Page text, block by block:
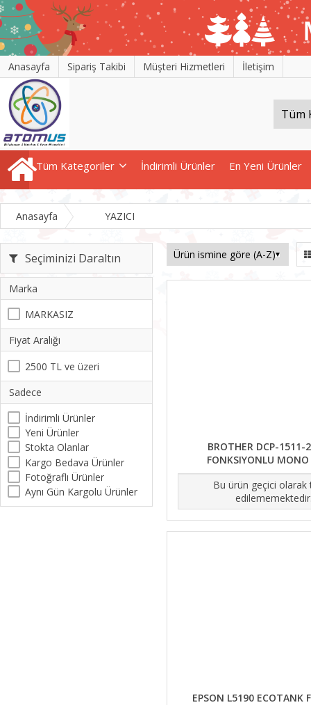
Anasayfa Sipariş Takibi Müşteri Hizmetleri İletişim
Tüm Kategoriler İndirimli Ürünler En Yeni Ürünler
Anasayfa YAZICI
Seçiminizi Daraltın
Marka
MARKASIZ
Fiyat Aralığı
2500 TL ve üzeri
Sadece
İndirimli Ürünler
Yeni Ürünler
Stokta Olanlar
Kargo Bedava Ürünler
Fotoğraflı Ürünler
Aynı Gün Kargolu Ürünler
BROTHER DCP-1511-
FONKSIYONLU MONO
Bu ürün geçici olarak
EPSON L5190 ECOTANK